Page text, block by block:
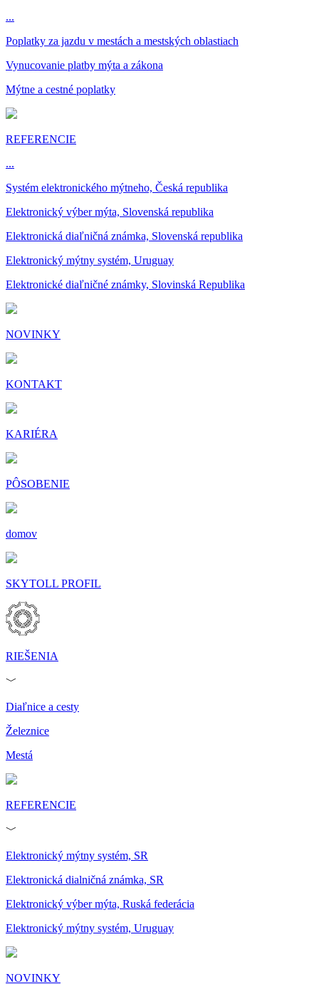
...
Poplatky za jazdu v mestách a mestských oblastiach
Vynucovanie platby mýta a zákona
Mýtne a cestné poplatky
REFERENCIE
...
Systém elektronického mýtneho, Česká republika
Elektronický výber mýta, Slovenská republika
Elektronická diaľničná známka, Slovenská republika
Elektronický mýtny systém, Uruguay
Elektronické diaľničné známky, Slovinská Republika
NOVINKY
KONTAKT
KARIÉRA
PÔSOBENIE
domov
SKYTOLL PROFIL
RIEŠENIA
﹀
Diaľnice a cesty
Železnice
Mestá
REFERENCIE
﹀
Elektronický mýtny systém, SR
Elektronická dialničná známka, SR
Elektronický výber mýta, Ruská federácia
Elektronický mýtny systém, Uruguay
NOVINKY